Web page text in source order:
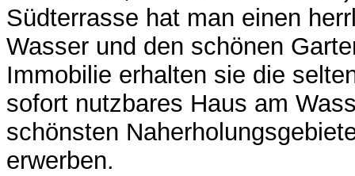
Südterrasse hat man einen
Wasser und den schönen
Immobilie erhalten sie die
sofort nutzbares Haus am
schönsten
erwerben.